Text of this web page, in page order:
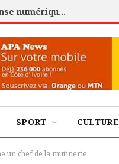
Cybersécurité : l’ANSSI certifie 88 experts pour renforcer la défense numérique de la Côte d’Ivoire
SPORT CULTURE
un chef de la mutinerie